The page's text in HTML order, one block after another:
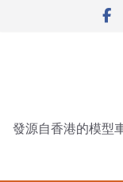
發源自香港的模型